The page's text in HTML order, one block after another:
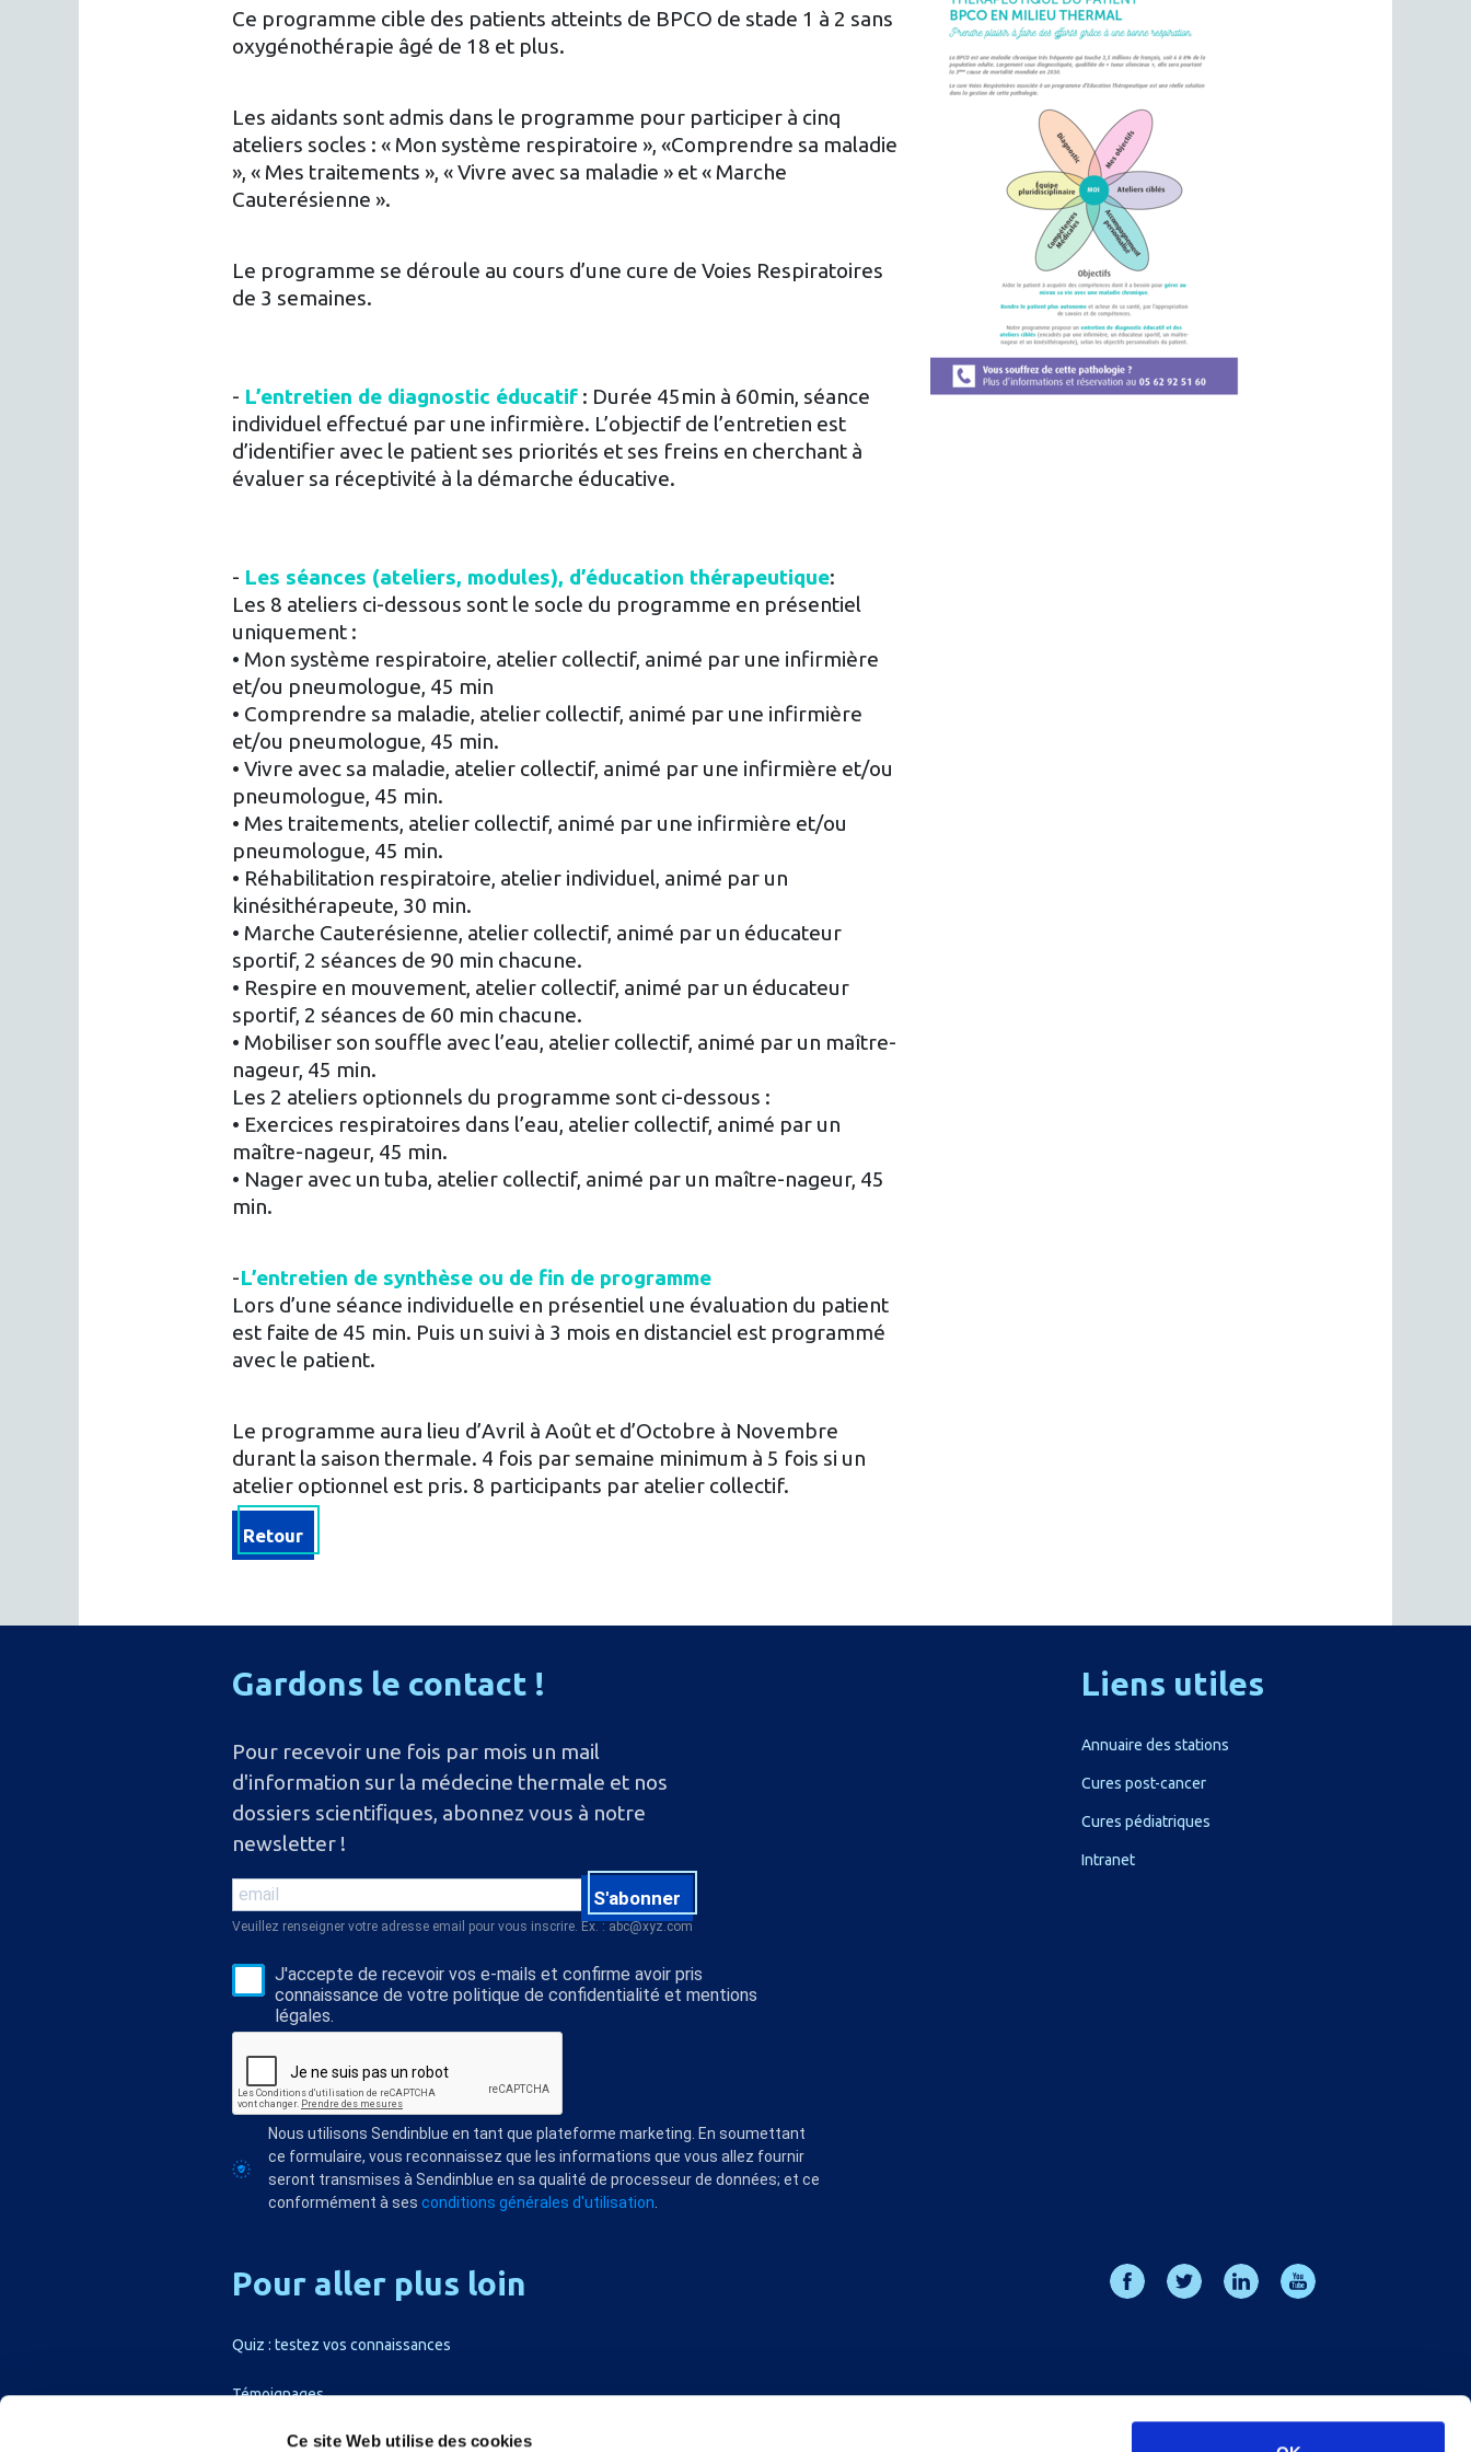
Ce site Web utilise des cookies
Ce programme cible des patients atteints de BPCO de stade 1 à 2 sans
oxygénothérapie âgé de 18 et plus.
Les aidants sont admis dans le programme pour participer à cinq
ateliers socles : « Mon système respiratoire », «Comprendre sa maladie
», « Mes traitements », « Vivre avec sa maladie » et « Marche
Cauterésienne ».
Le programme se déroule au cours d’une cure de Voies Respiratoires
de 3 semaines.
- L’entretien de diagnostic éducatif : Durée 45min à 60min, séance
individuel effectué par une infirmière. L’objectif de l’entretien est
d’identifier avec le patient ses priorités et ses freins en cherchant à
évaluer sa réceptivité à la démarche éducative.
- Les séances (ateliers, modules), d’éducation thérapeutique:
Les 8 ateliers ci-dessous sont le socle du programme en présentiel
uniquement :
• Mon système respiratoire, atelier collectif, animé par une infirmière
et/ou pneumologue, 45 min
• Comprendre sa maladie, atelier collectif, animé par une infirmière
et/ou pneumologue, 45 min.
• Vivre avec sa maladie, atelier collectif, animé par une infirmière et/ou
pneumologue, 45 min.
• Mes traitements, atelier collectif, animé par une infirmière et/ou
pneumologue, 45 min.
• Réhabilitation respiratoire, atelier individuel, animé par un
kinésithérapeute, 30 min.
• Marche Cauterésienne, atelier collectif, animé par un éducateur
sportif, 2 séances de 90 min chacune.
• Respire en mouvement, atelier collectif, animé par un éducateur
sportif, 2 séances de 60 min chacune.
• Mobiliser son souffle avec l’eau, atelier collectif, animé par un maître-
nageur, 45 min.
Les 2 ateliers optionnels du programme sont ci-dessous :
• Exercices respiratoires dans l’eau, atelier collectif, animé par un
maître-nageur, 45 min.
• Nager avec un tuba, atelier collectif, animé par un maître-nageur, 45
min.
-L’entretien de synthèse ou de fin de programme
Lors d’une séance individuelle en présentiel une évaluation du patient
est faite de 45 min. Puis un suivi à 3 mois en distanciel est programmé
avec le patient.
Le programme aura lieu d’Avril à Août et d’Octobre à Novembre
durant la saison thermale. 4 fois par semaine minimum à 5 fois si un
atelier optionnel est pris. 8 participants par atelier collectif.
Retour
Gardons le contact !
Pour recevoir une fois par mois un mail
d'information sur la médecine thermale et nos
dossiers scientiﬁques, abonnez vous à notre
newsletter !
S'abonner
Veuillez renseigner votre adresse email pour vous inscrire. Ex. : abc@xyz.com
J'accepte de recevoir vos e-mails et confirme avoir pris
connaissance de votre politique de confidentialité et mentions
légales.
Nous utilisons Sendinblue en tant que plateforme marketing. En soumettant
ce formulaire, vous reconnaissez que les informations que vous allez fournir
seront transmises à Sendinblue en sa qualité de processeur de données; et ce
conformément à sesconditions générales d'utilisation
Liens utiles
Annuaire des stations
Cures post-cancer
Cures pédiatriques
Intranet
Pour aller plus loin
Quiz : testez vos connaissances
Témoignages